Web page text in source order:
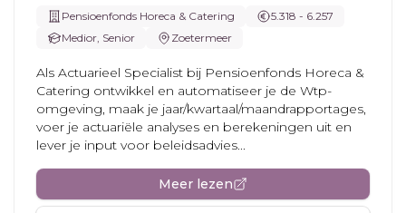
Pensioenfonds Horeca & Catering
5.318 - 6.257
Medior, Senior
Zoetermeer
Als Actuarieel Specialist bij Pensioenfonds Horeca &
Catering ontwikkel en automatiseer je de Wtp-
omgeving, maak je jaar/kwartaal/maandrapportages,
voer je actuariële analyses en berekeningen uit en
lever je input voor beleidsadvies...
Meer lezen